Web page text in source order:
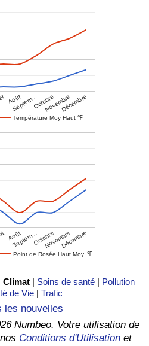
Température Moy Haut ℉
Août
Septem…OctobreNovembreDécembre
Point de Rosée Haut Moy. ℉
Août
Septem…OctobreNovembreDécembre
Climat | Soins de santé | Pollution
de Vie |Trafic
les nouvelles
Numbeo. Votre utilisation de
Conditions d'Utilisation et